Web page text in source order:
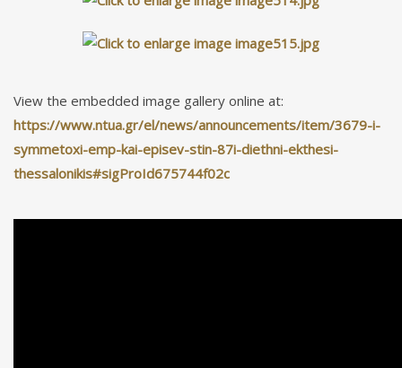
View the embedded image gallery online at:
https://www.ntua.gr/el/news/announcements/item/3679-i-
symmetoxi-emp-kai-episev-stin-87i-diethni-ekthesi-
thessalonikis#sigProId675744f02c